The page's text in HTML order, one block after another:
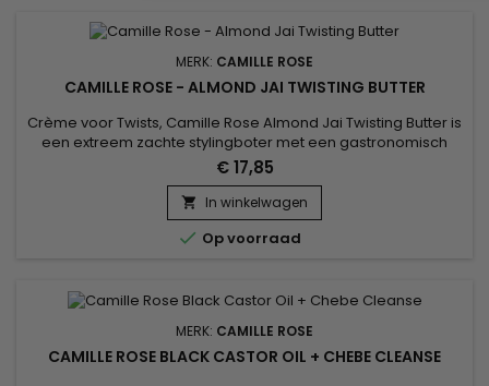
MERK: CAMILLE ROSE
CAMILLE ROSE - ALMOND JAI TWISTING BUTTER
Crème voor Twists, Camille Rose Almond Jai Twisting Butter is
een extreem zachte stylingboter met een gastronomisch
hazelnootaroma, ontworpen om krullen te voeden en te
definiëren. Uitstekend voor het voeden van het haar en het
beperken van krimp (krimp van krullen), Camille Rose Twists
crème hydrateert, zorgt voor soepelheid en zachtheid !
€ 17,85
 In winkelwagen
 Op voorraad
MERK: CAMILLE ROSE
CAMILLE ROSE BLACK CASTOR OIL + CHEBE CLEANSE